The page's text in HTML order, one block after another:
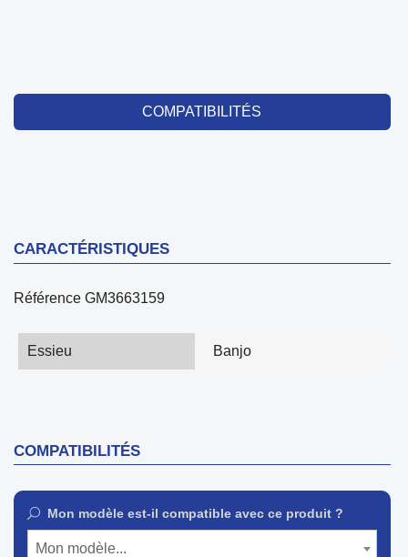
COMPATIBILITÉS
CARACTÉRISTIQUES
Référence GM3663159
Essieu Banjo
COMPATIBILITÉS
Mon modèle est-il compatible avec ce produit ?
Mon modèle...